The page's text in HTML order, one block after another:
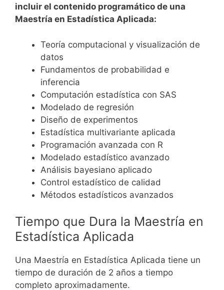
incluir el contenido programático de una
Maestría en Estadística Aplicada:
Teoría computacional y visualización de
datos
Fundamentos de probabilidad e
inferencia
Computación estadística con SAS
Modelado de regresión
Diseño de experimentos
Estadística multivariante aplicada
Programación avanzada con R
Modelado estadístico avanzado
Análisis bayesiano aplicado
Control estadístico de calidad
Métodos estadísticos avanzados
Tiempo que Dura la Maestría en
Estadística Aplicada
Una Maestría en Estadística Aplicada tiene un
tiempo de duración de 2 años a tiempo
completo aproximadamente.